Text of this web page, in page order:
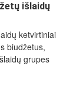
išlaidų
ketvirtiniai
biudžetus,
grupes